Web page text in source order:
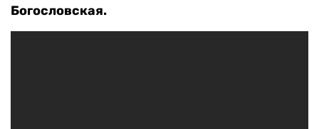
Богословская.